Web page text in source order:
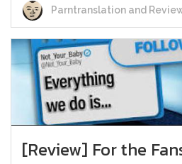
Parntranslation and
[Review] For the